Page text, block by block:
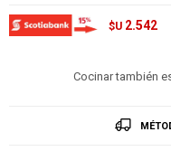
$U 2.542
Cocinar también